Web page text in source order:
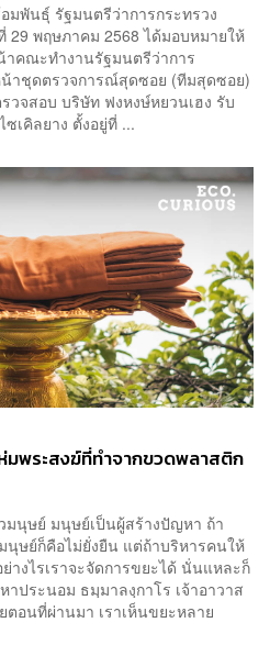
มพันธุ์ รัฐมนตรีว่าการกระทรวง
29 พฤษภาคม 2568 ได้มอบหมายให้
คณะทำงานรัฐมนตรีว่าการ
าชุดตรวจการณ์สุดซอย (ทีมสุดซอย)
วจสอบ บริษัท ฟงหงษ์หยวนเฮง รับ
ซเคิลยาง ตั้งอยู่ที่ ...
มพระสงฆ์ที่ทำจากขวดพลาสติก
นุษย์ มนุษย์เป็นผู้สร้างปัญหา ถ้า
นุษย์ก็คือไม่ยั่งยืน แต่ถ้าบริหารคนให้
างไรเราจะจัดการขยะได้ นั่นแหละก็
ประนอม ธมฺมาลงฺกาโร เจ้าอาวาส
อนที่ผ่านมา เราเห็นขยะหลาย